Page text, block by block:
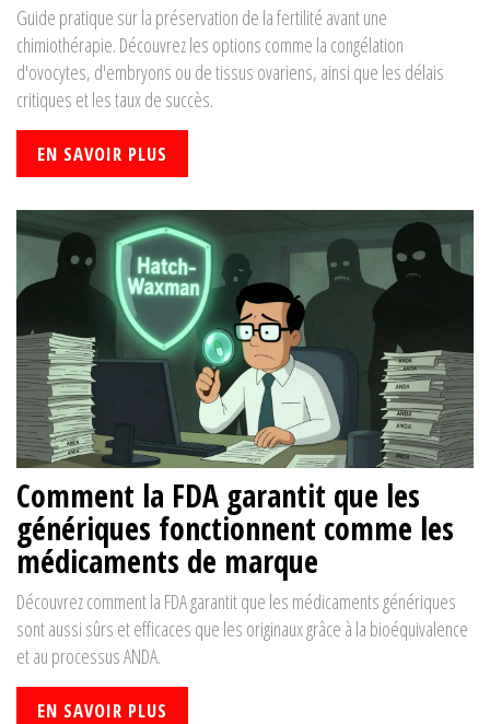
Guide pratique sur la préservation de la fertilité avant une
chimiothérapie. Découvrez les options comme la congélation
d'ovocytes, d'embryons ou de tissus ovariens, ainsi que les délais
critiques et les taux de succès.
EN SAVOIR PLUS
Comment la FDA garantit que les
génériques fonctionnent comme les
médicaments de marque
Découvrez comment la FDA garantit que les médicaments génériques
sont aussi sûrs et efficaces que les originaux grâce à la bioéquivalence
et au processus ANDA.
EN SAVOIR PLUS